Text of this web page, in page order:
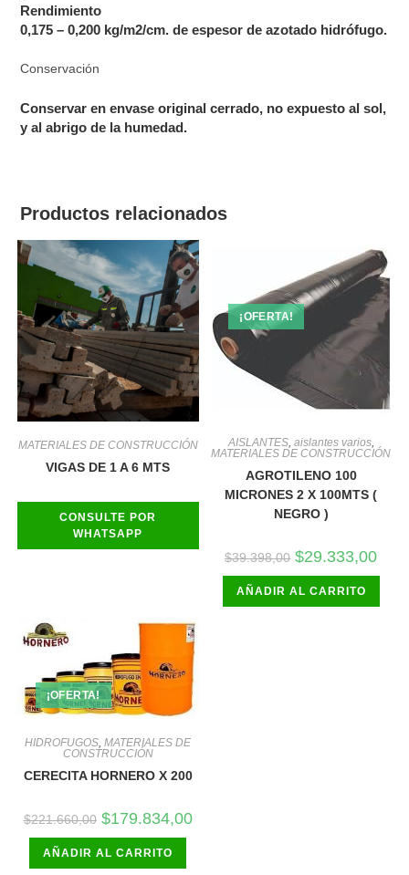
Rendimiento
0,175 – 0,200 kg/m2/cm. de espesor de azotado hidrófugo.
Conservación
Conservar en envase original cerrado, no expuesto al sol,
y al abrigo de la humedad.
Productos relacionados
MATERIALES DE CONSTRUCCIÓN
VIGAS DE 1 A 6 MTS
CONSULTE POR
WHATSAPP
¡OFERTA!
AISLANTES, aislantes varios,
MATERIALES DE CONSTRUCCIÓN
AGROTILENO 100
MICRONES 2 X 100MTS (
NEGRO )
$39.398,00 El
precio
original
era:
$39.398,00.
$29.333,00El
AÑADIR AL CARRITO
¡OFERTA!
HIDROFUGOS ,MATERIALES DE
CONSTRUCCIÓN
CERECITA HORNERO X 200
$221.660,00 El
precio
original
era:
$221.660,00.
$179.834,00El
precio
AÑADIR AL CARRITO